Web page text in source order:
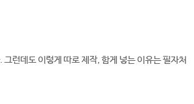
그런데도 이렇게 따로 제작, 함게 넣는 이유는 필자처